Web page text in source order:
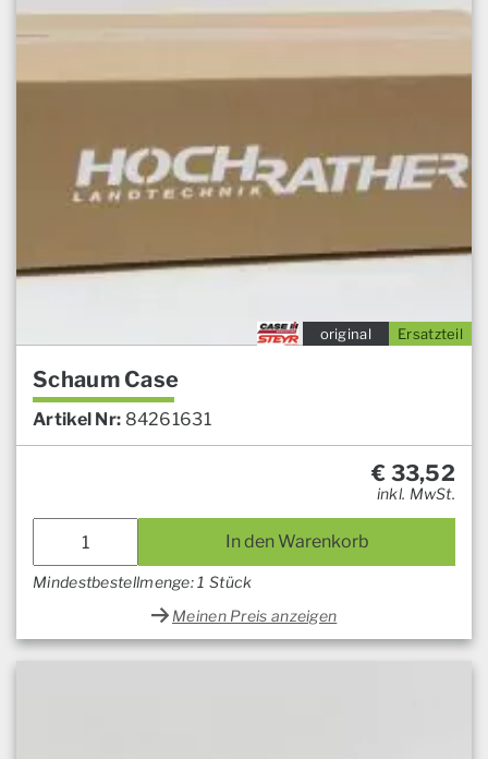
Ersatzteil
original
Schaum Case
Artikel Nr: 84261631
€ 33,52
inkl. MwSt.
In den Warenkorb
Mindestbestellmenge: 1 Stück
Meinen Preis anzeigen